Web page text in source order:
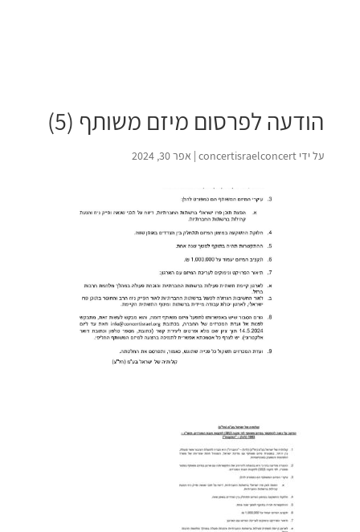
הודעה לפרסום מיזם משותף (5)
על ידי concertisraelconcert
| אפר 30, 2024